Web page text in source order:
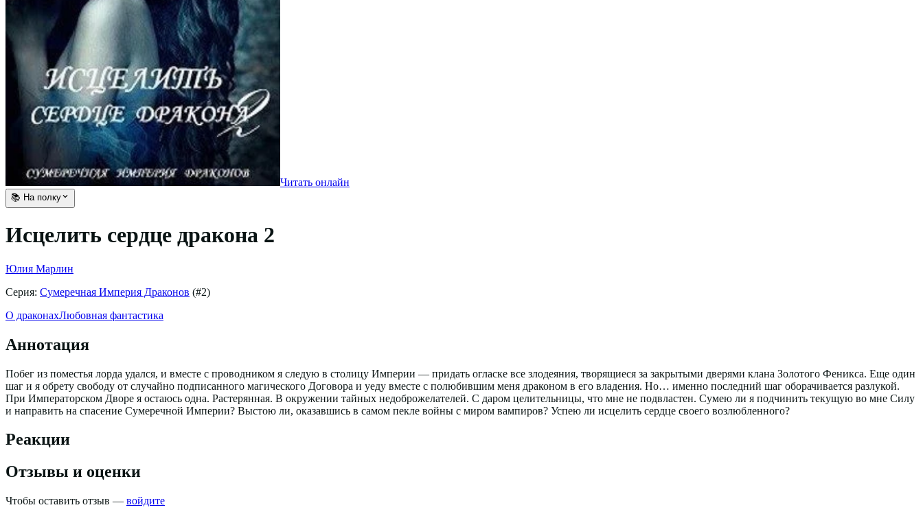
Читать онлайн
📚 На полку
Исцелить сердце дракона 2
Юлия Марлин
Серия: Сумеречная Империя Драконов (#2)
О драконахЛюбовная фантастика
Аннотация
Побег из поместья лорда удался, и вместе с проводником я следую в столицу Империи — придать огласке все злодеяния, творящиеся за закрытыми дверями клана Золотого Феникса. Еще один
шаг и я обрету свободу от случайно подписанного магического Договора и уеду вместе с полюбившим меня драконом в его владения. Но… именно последний шаг оборачивается разлукой.
При Императорском Дворе я остаюсь одна. Растерянная. В окружении тайных недоброжелателей. С даром целительницы, что мне не подвластен. Сумею ли я подчинить текущую во мне Силу
и направить на спасение Сумеречной Империи? Выстою ли, оказавшись в самом пекле войны с миром вампиров? Успею ли исцелить сердце своего возлюбленного?
Реакции
Отзывы и оценки
Чтобы оставить отзыв — войдите